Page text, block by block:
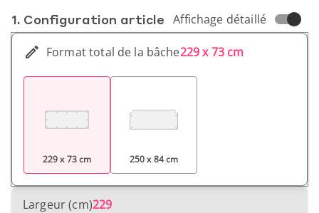
1. Conf­iguration article Affichage détaillé
Format total de la bâche229 x 73 cm
229 x 73 cm 250 x 84 cm
Largeur (cm)229